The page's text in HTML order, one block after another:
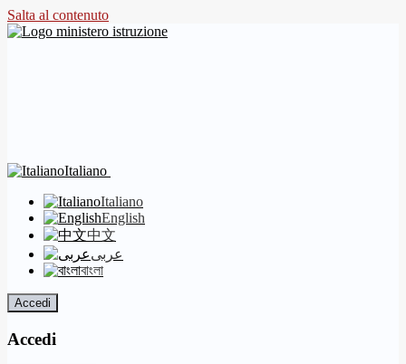
Salta al contenuto
Italiano
Italiano
English
中文
عربى
বাংলা
Accedi
Accedi